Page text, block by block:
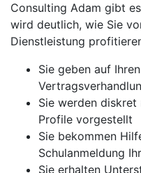
Consulting Adam gibt
wird deutlich, wie Sie
Dienstleistung
Sie geben auf
Sie werden
Profile vorgestellt
Sie bekommen
Schulanmeldung
Sie erhalten